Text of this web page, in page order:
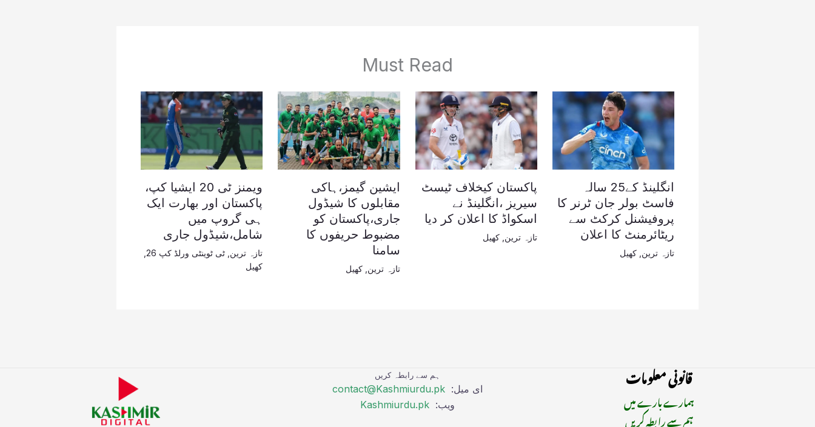
Must Read
انگلینڈ کے25 سالہ
فاسٹ بولر جان ٹرنر کا
پروفیشنل کرکٹ سے
ریٹائرمنٹ کا اعلان
تازہ ترین کھیل
پاکستان کیخلاف ٹیسٹ
سیریز ،انگلینڈ نے
اسکواڈ کا اعلان کر دیا
تازہ ترین ,کھیل
ایشین گیمز،ہاکی
مقابلوں کا شیڈول
جاری،پاکستان کو
مضبوط حریفوں کا
سامنا
تازہ ترین ,کھیل
ویمنز ٹی 20 ایشیا کپ،
پاکستان اور بھارت ایک
ہی گروپ میں
شامل،شیڈول جاری
تازہ ترین ٹی ٹوینٹی ورلڈ کپ 26
,
کھیل
قانونی معلومات
ہمارے بارے میں
ہم سے رابطہ کریں
ہم سے رابطہ کریں
ای میل: contact@Kashmiurdu.pk
ویب: Kashmiurdu.pk